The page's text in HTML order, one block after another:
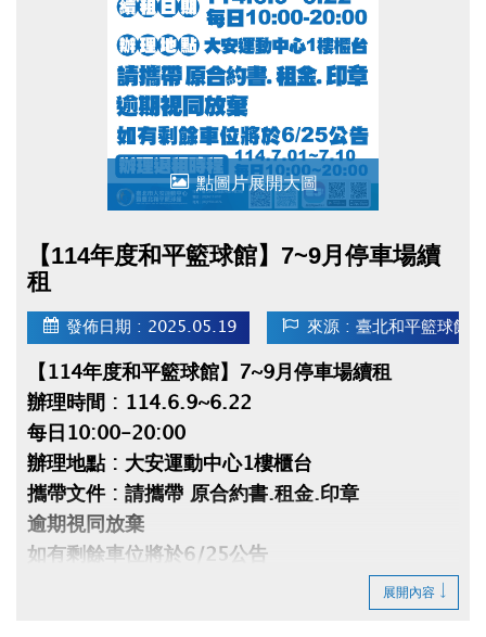
點圖片展開大圖
【114年度和平籃球館】7~9月停車場續
租
發佈日期 : 2025.05.19 來源 : 臺北和平籃球館
【114年度和平籃球館】7~9月停車場續租
辦理時間 : 114.6.9~6.22
每日10:00-20:00
辦理地點 : 大安運動中心1樓櫃台
攜帶文件 : 請攜帶 原合約書.租金.印章
逾期視同放棄
如有剩餘車位將於6/25公告
辦理退租時程 : 114.7.01~7.10 每日
展開內容